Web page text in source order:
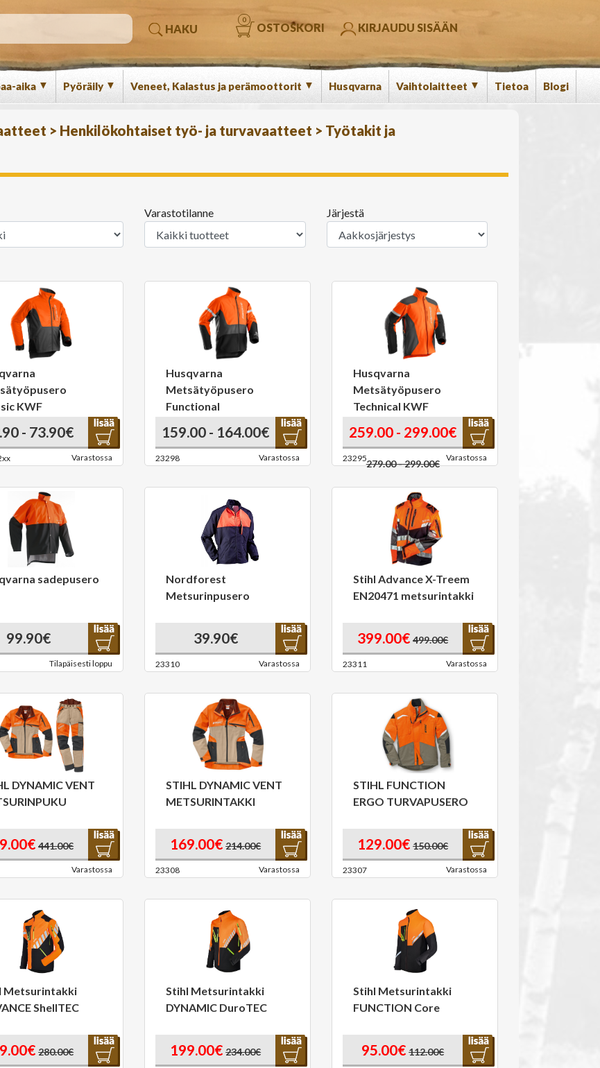
HAKU OSTOSKORI
0
KIRJAUDU SISÄÄN
aika ▼ Pyöräily ▼ Veneet, Kalastus ja perämoottorit ▼ Husqvarna Vaihtolaitteet ▼ Tietoa Blogi
> Henkilökohtaiset työ- ja turvavaatteet > Työtakit ja
Varastotilanne Järjestä
KWF
- 73.90€
Varastossa
Husqvarna
Metsätyöpusero
Functional
159.00 - 164.00€
23298 Varastossa
Husqvarna
Metsätyöpusero
Technical KWF
259.00 - 299.00€
279.00 - 299.00€
23295 Varastossa
sadepusero
99.90€
Tilapäisesti loppu
Nordforest
Metsurinpusero
39.90€
23310 Varastossa
Stihl Advance X-Treem
EN20471 metsurintakki
399.00€ 499.00€
23311 Varastossa
DYNAMIC VENT
441.00€
Varastossa
STIHL DYNAMIC VENT
METSURINTAKKI
169.00€ 214.00€
23308 Varastossa
STIHL FUNCTION
ERGO TURVAPUSERO
129.00€ 150.00€
23307 Varastossa
Metsurintakki
ShellTEC
280.00€
Stihl Metsurintakki
DYNAMIC DuroTEC
199.00€ 234.00€
Stihl Metsurintakki
FUNCTION Core
95.00€ 112.00€